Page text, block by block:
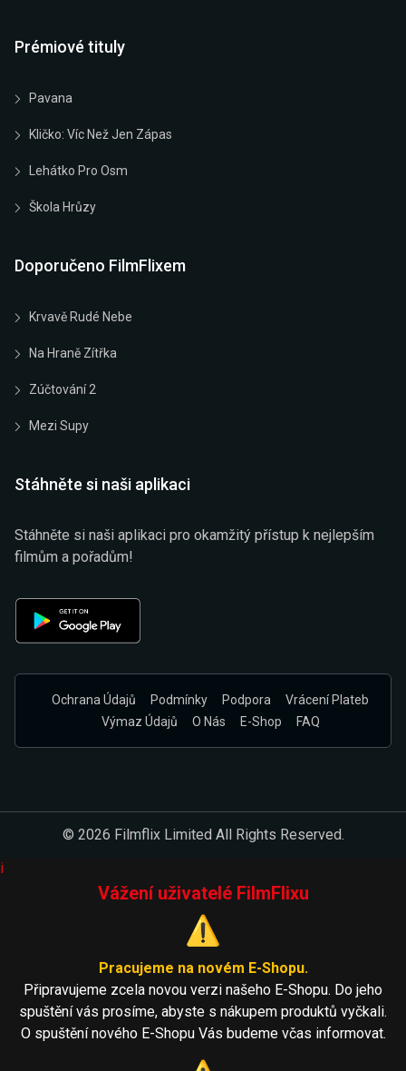
Prémiové tituly
Pavana
Kličko: Víc Než Jen Zápas
Lehátko Pro Osm
Škola Hrůzy
Doporučeno FilmFlixem
Krvavě Rudé Nebe
Na Hraně Zítřka
Zúčtování 2
Mezi Supy
Stáhněte si naši aplikaci
Stáhněte si naši aplikaci pro okamžitý přístup k nejlepším
filmům a pořadům!
Ochrana Údajů Podmínky Podpora
Vrácení Plateb
Výmaz Údajů
O Nás E-Shop FAQ
© 2026 Filmflix Limited All Rights Reserved.
i
Vážení uživatelé FilmFlixu
⚠️
Pracujeme na novém E-Shopu.
Připravujeme zcela novou verzi našeho E-Shopu. Do jeho
spuštění vás prosíme, abyste s nákupem produktů vyčkali.
O spuštění nového E-Shopu Vás budeme včas informovat.